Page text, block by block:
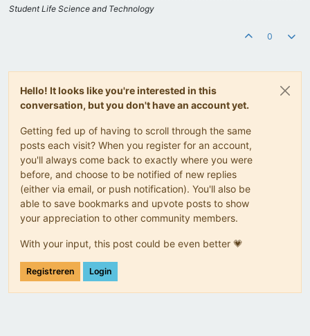
Student Life Science and Technology
0
Hello! It looks like you're interested in this
conversation, but you don't have an account yet.
Getting fed up of having to scroll through the same
posts each visit? When you register for an account,
you'll always come back to exactly where you were
before, and choose to be notified of new replies
(either via email, or push notification). You'll also be
able to save bookmarks and upvote posts to show
your appreciation to other community members.
With your input, this post could be even better 💗
Registreren Login